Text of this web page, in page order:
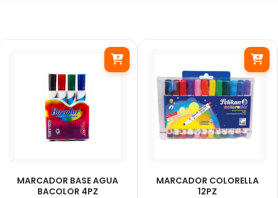
MARCADOR BASE AGUA
BACOLOR 4PZ
MARCADOR COLORELLA
12PZ